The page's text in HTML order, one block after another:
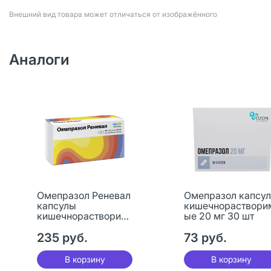
Bнешний вид товара может отличаться от изображённого
Аналоги
Омепразол Реневал
капсулы
кишечнорастворим
235 руб.
В корзину
Омепразол
ые 20 мг 30 шт
73 руб.
В корзину